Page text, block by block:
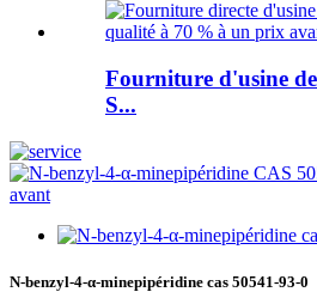
Fourniture d'usine
S...
N-benzyl-4-α-minepipéridine cas 50541-93-0